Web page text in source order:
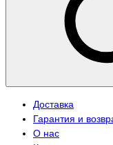
Доставка
Гарантия и
О нас